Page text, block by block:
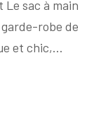
Le sac à main
robe de
et chic,…